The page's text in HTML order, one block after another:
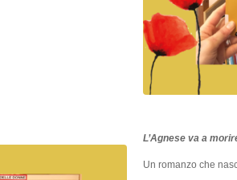
L’Agnese va a
Un romanzo che